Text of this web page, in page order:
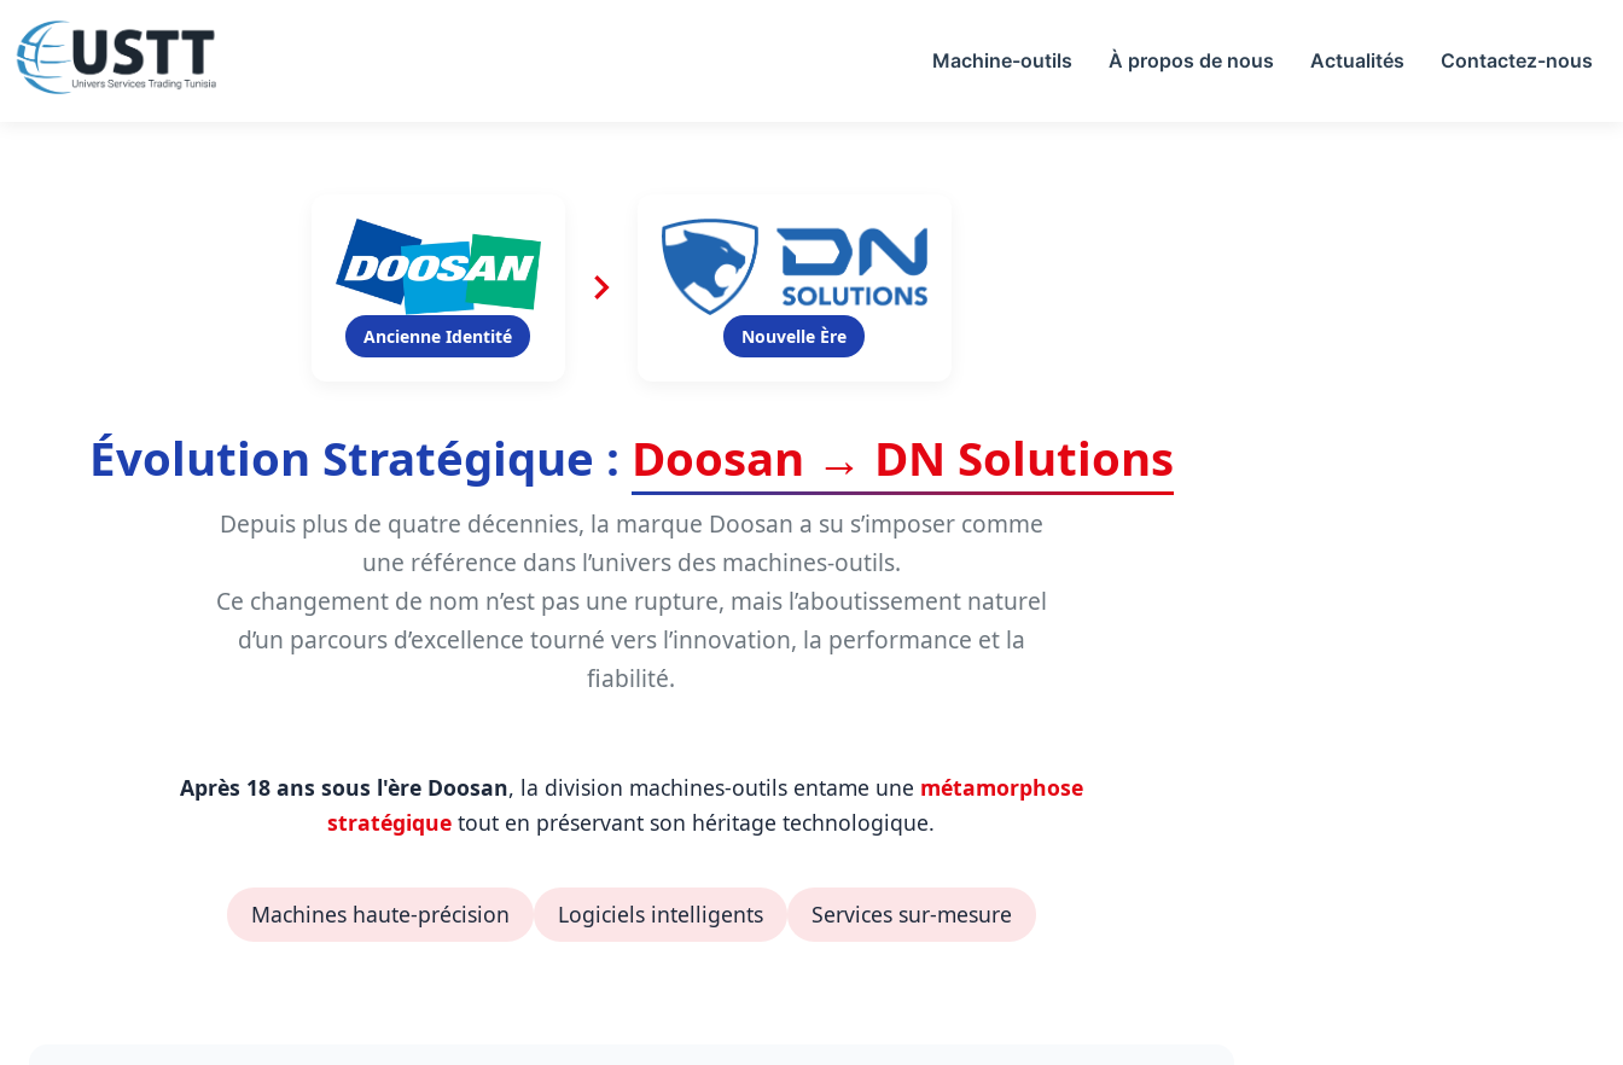
Machine-outils À propos de nous Actualités Contactez-nous
Ancienne Identité Nouvelle Ère
Évolution Stratégique : Doosan → DN Solutions
Depuis plus de quatre décennies, la marque Doosan a su s’imposer comme
une référence dans l’univers des machines-outils.
Ce changement de nom n’est pas une rupture, mais l’aboutissement naturel
d’un parcours d’excellence tourné vers l’innovation, la performance et la
fiabilité.
Après 18 ans sous l'ère Doosan, la division machines-outils entame une métamorphose
stratégique tout en préservant son héritage technologique.
Machines haute-précision Logiciels intelligents Services sur-mesure